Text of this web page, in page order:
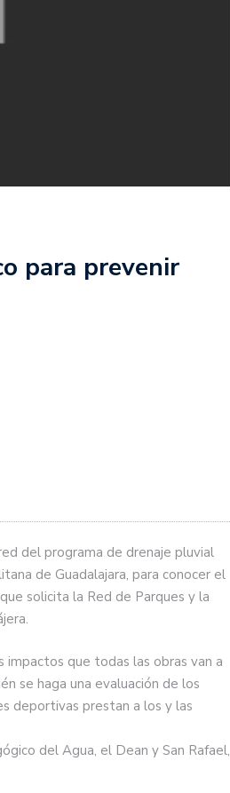
para prevenir
del programa de drenaje pluvial
de Guadalajara, para conocer el
solicita la Red de Parques y la
que todas las obras van a
se haga una evaluación de los
deportivas prestan a los y las
del Agua, el Dean y San Rafael,